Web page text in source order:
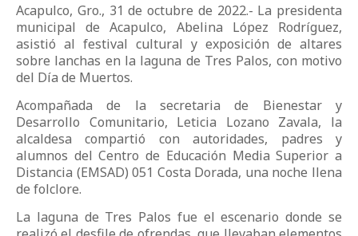
Acapulco, Gro., 31 de octubre de 2022.- La presidenta
municipal de Acapulco, Abelina López Rodríguez,
asistió al festival cultural y exposición de altares
sobre lanchas en la laguna de Tres Palos, con motivo
del Día de Muertos.
Acompañada de la secretaria de Bienestar y
Desarrollo Comunitario, Leticia Lozano Zavala, la
alcaldesa compartió con autoridades, padres y
alumnos del Centro de Educación Media Superior a
Distancia (EMSAD) 051 Costa Dorada, una noche llena
de folclore.
La laguna de Tres Palos fue el escenario donde se